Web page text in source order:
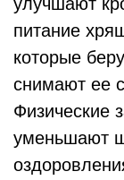
питание
которые
снимают ее
Физические
уменьшают